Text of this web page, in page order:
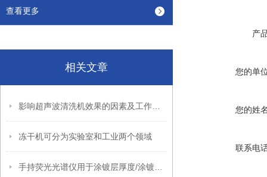
查看更多
相关文章
冻干机可分为实验室和工业两个领域
产
您的单
您的姓
联系电